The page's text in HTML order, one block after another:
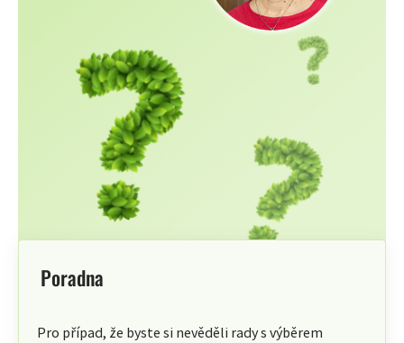
Poradna
Pro případ, že byste si nevěděli rady s výběrem